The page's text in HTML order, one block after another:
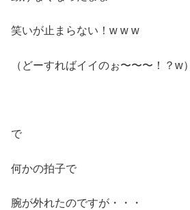
笑いが止まらない！w w w
（どーすればイイのぉ〜〜〜！？w）
で
何かの拍子で
腕が外れたのですが・・・